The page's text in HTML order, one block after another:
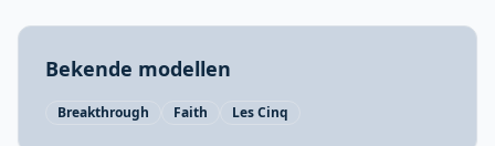
Bekende modellen
Breakthrough Faith Les Cinq